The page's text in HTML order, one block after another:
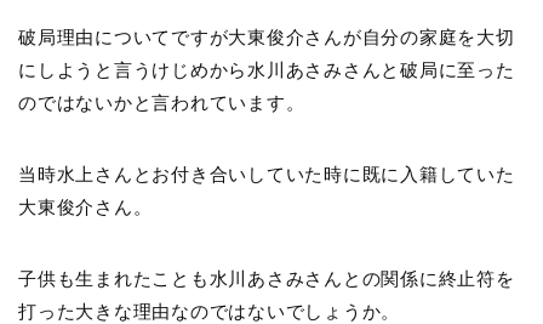
破局理由についてですが大東俊介さんが自分の家庭を大切
にしようと言うけじめから水川あさみさんと破局に至った
のではないかと言われています。
当時水上さんとお付き合いしていた時に既に入籍していた
大東俊介さん。
子供も生まれたことも水川あさみさんとの関係に終止符を
打った大きな理由なのではないでしょうか。